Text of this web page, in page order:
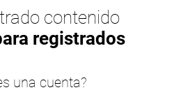
contenido
registrados
una cuenta?